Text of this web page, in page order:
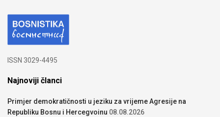
ISSN 3029-4495
Najnoviji članci
Primjer demokratičnosti u jeziku za vrijeme Agresije na
Republiku Bosnu i Hercegvoinu 08.08.2026